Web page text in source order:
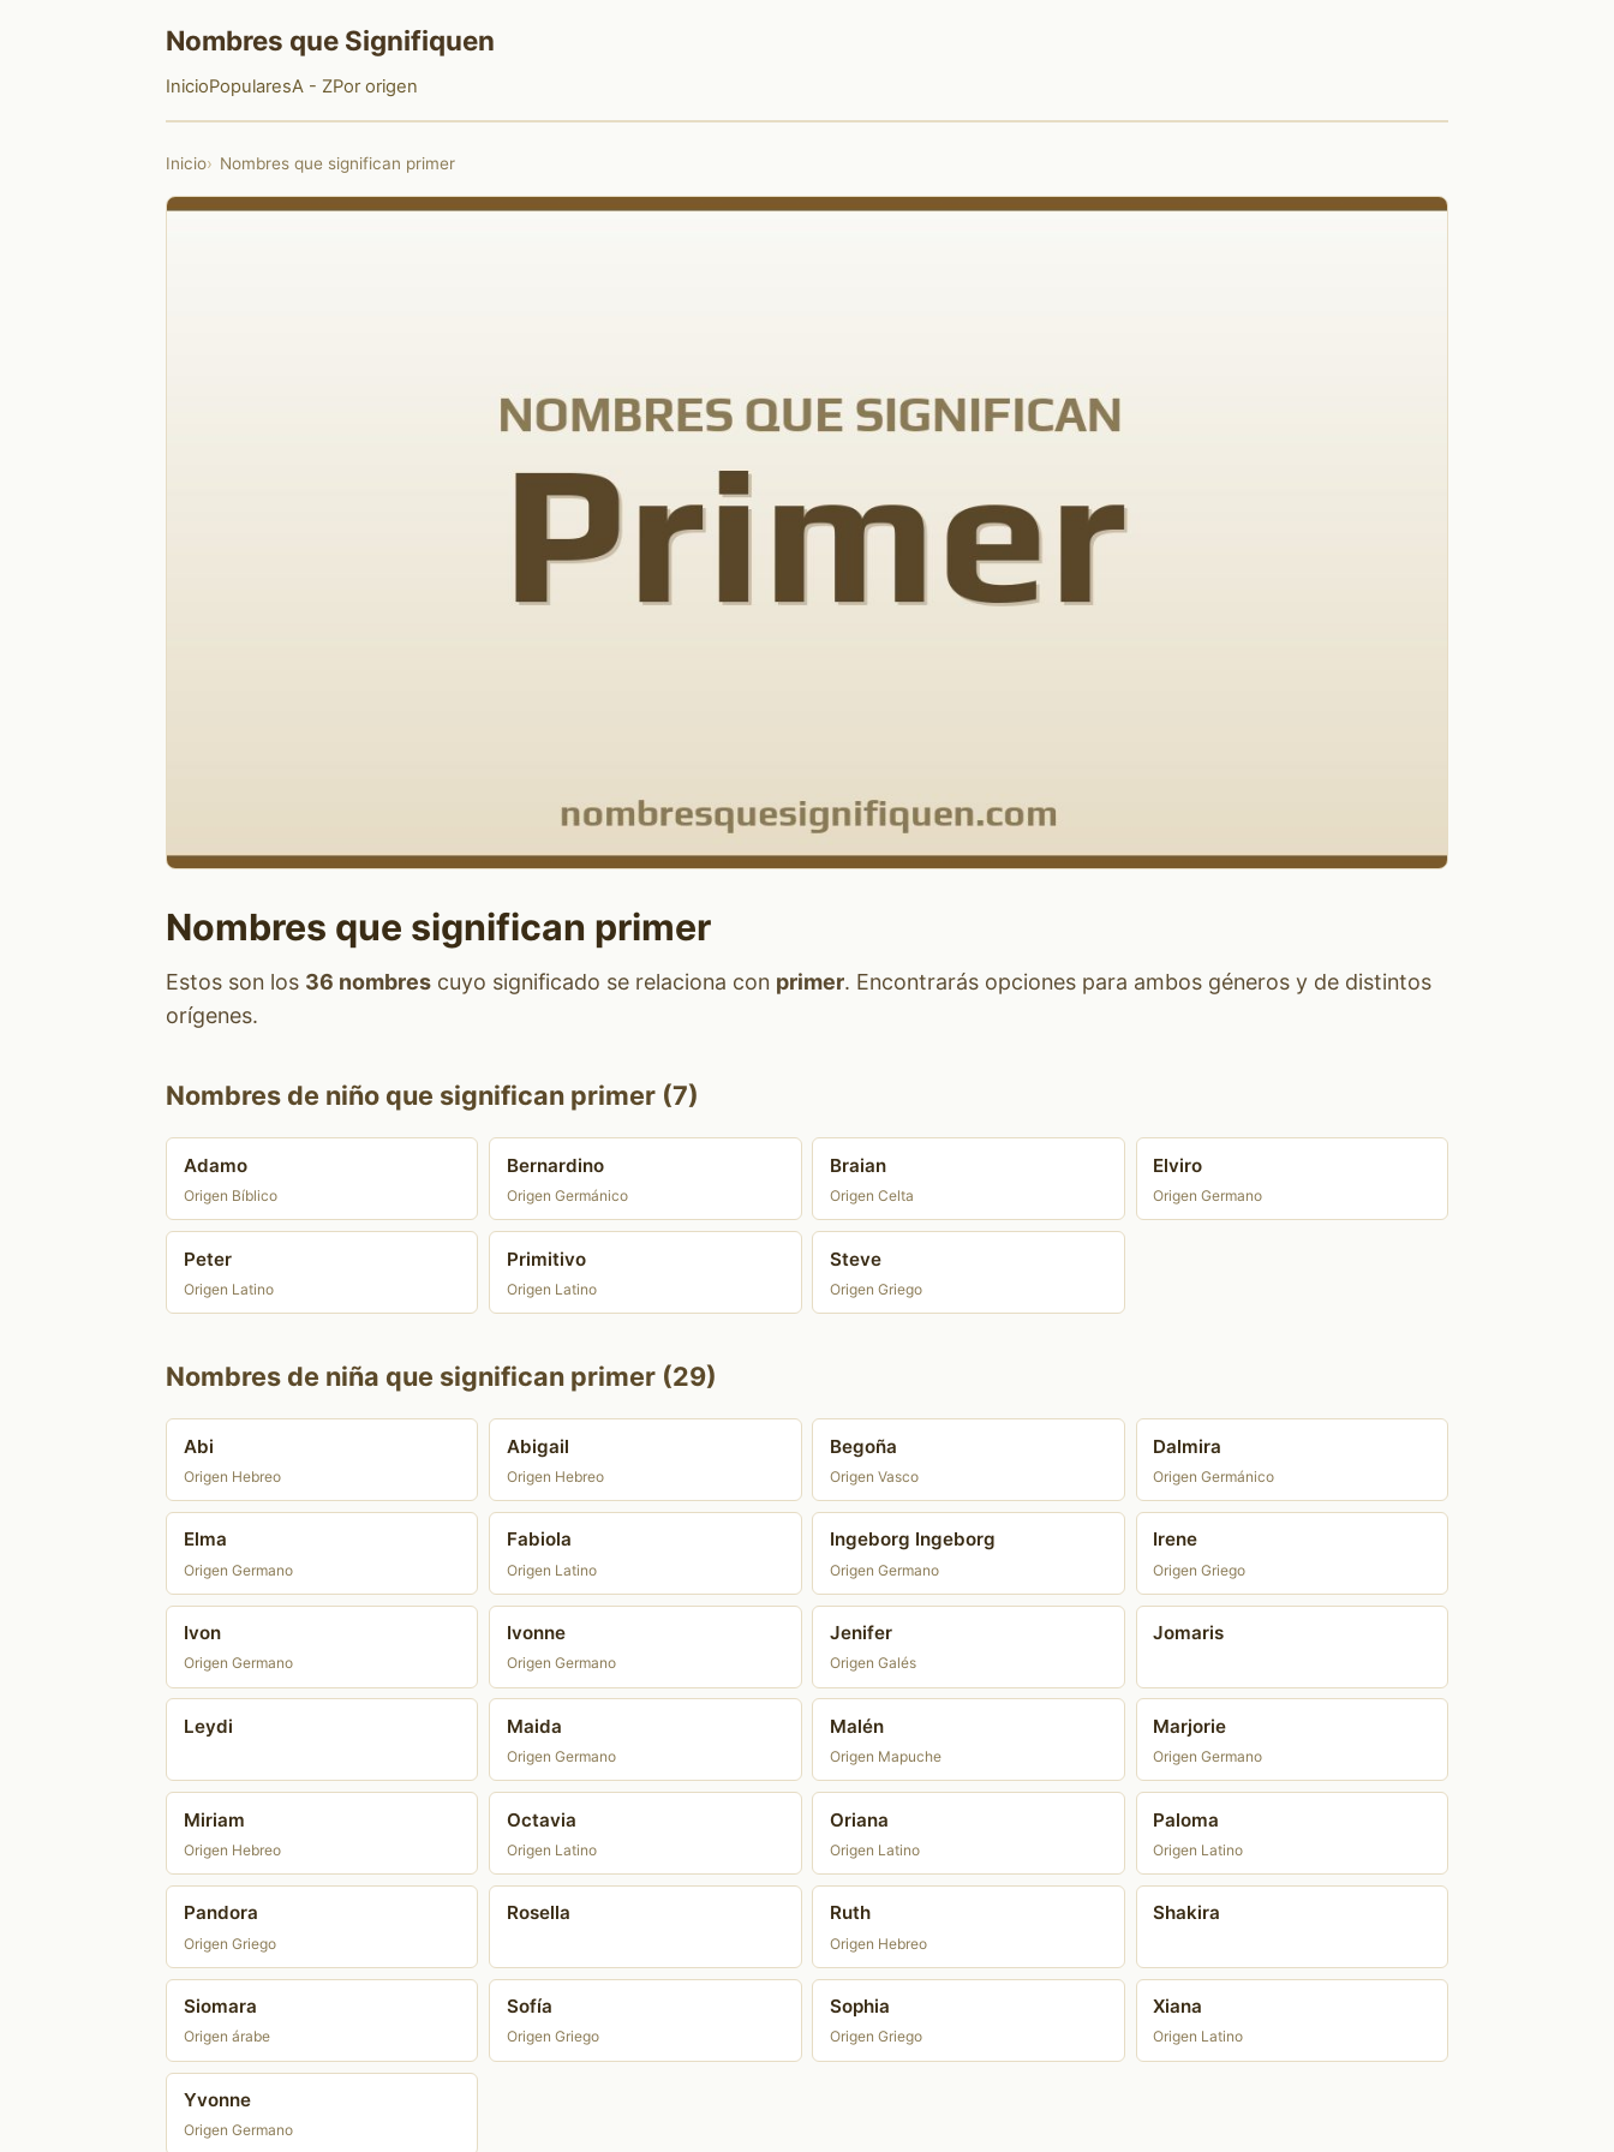
Nombres que Signifiquen
InicioPopularesA - ZPor origen
Inicio Nombres que significan primer
Nombres que significan primer
Estos son los 36 nombres cuyo significado se relaciona con primer. Encontrarás opciones para ambos géneros y de distintos
orígenes.
Nombres de niño que significan primer (7)
Adamo
Origen Bíblico
Bernardino
Origen Germánico
Braian
Origen Celta
Elviro
Origen Germano
Peter
Origen Latino
Primitivo
Origen Latino
Steve
Origen Griego
Nombres de niña que significan primer (29)
Abi
Origen Hebreo
Abigail
Origen Hebreo
Begoña
Origen Vasco
Dalmira
Origen Germánico
Elma
Origen Germano
Fabiola
Origen Latino
Ingeborg Ingeborg
Origen Germano
Irene
Origen Griego
Ivon
Origen Germano
Ivonne
Origen Germano
Jenifer
Origen Galés
Jomaris
Leydi Maida
Origen Germano
Malén
Origen Mapuche
Marjorie
Origen Germano
Miriam
Origen Hebreo
Octavia
Origen Latino
Oriana
Origen Latino
Paloma
Origen Latino
Pandora
Origen Griego
Rosella Ruth
Origen Hebreo
Shakira
Siomara
Origen árabe
Sofía
Origen Griego
Sophia
Origen Griego
Xiana
Origen Latino
Yvonne
Origen Germano